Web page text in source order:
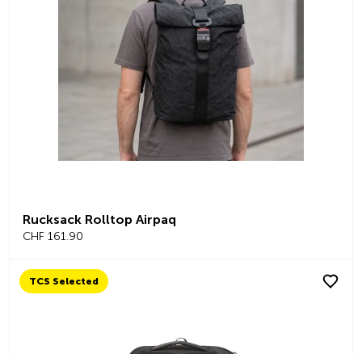
Rucksack Rolltop Airpaq
CHF 161.90
TCS Selected